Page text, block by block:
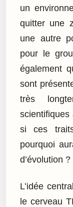
un
quitter une
une autre
pour le
également
sont
très
scientifiques
si ces
pourquoi
d’évolution ?
L’idée
le cerveau